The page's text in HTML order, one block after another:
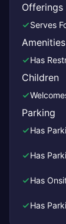
Offerings
Serves
Amenities
Has
Children
Parking
Has
Has
Has
Has